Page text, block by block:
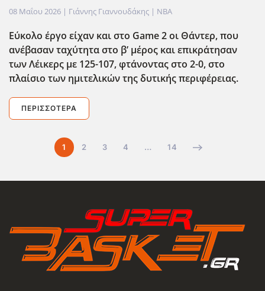
08 Μαΐου 2026 | Γιάννης Γιαννουδάκης | NBA
Εύκολο έργο είχαν και στο Game2 οι Θάντερ, που
ανέβασαν ταχύτητα στο β’ μέρος και επικράτησαν
των Λέικερς με 125-107, φτάνοντας στο 2-0, στο
πλαίσιο των ημιτελικών της δυτικής περιφέρειας.
ΠΕΡΙΣΣΌΤΕΡΑ
1 2 3 4 … 14